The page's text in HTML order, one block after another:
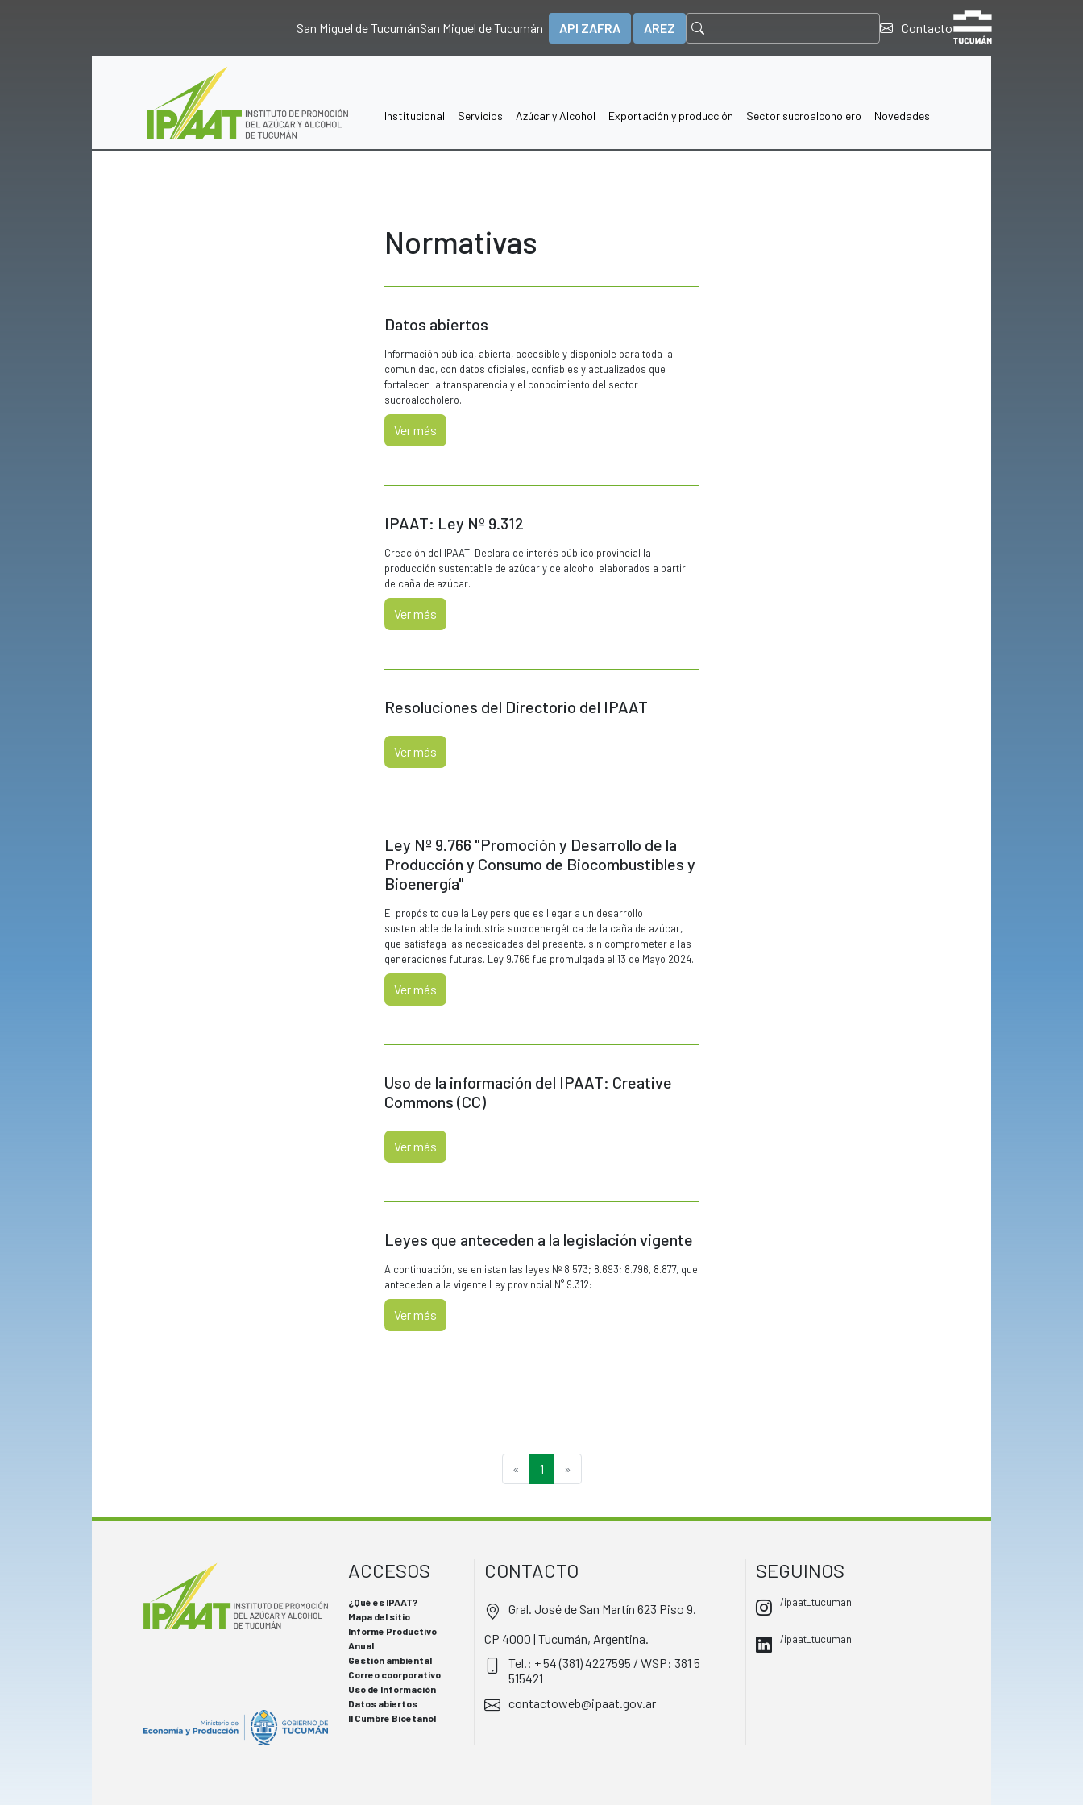
San Miguel de TucumánSan Miguel de Tucumán API ZAFRA AREZ Contacto
Institucional Servicios Azúcar y Alcohol Exportación y producción Sector sucroalcoholero Novedades
Normativas
Datos abiertos
Información pública, abierta, accesible y disponible para toda la
comunidad, con datos oficiales, confiables y actualizados que
fortalecen la transparencia y el conocimiento del sector
sucroalcoholero.
Ver más
IPAAT: Ley Nº 9.312
Creación del IPAAT. Declara de interés público provincial la
producción sustentable de azúcar y de alcohol elaborados a partir
de caña de azúcar.
Ver más
Resoluciones del Directorio del IPAAT
Ver más
Ley Nº 9.766 "Promoción y Desarrollo de la
Producción y Consumo de Biocombustibles y
Bioenergía"
El propósito que la Ley persigue es llegar a un desarrollo
sustentable de la industria sucroenergética de la caña de azúcar,
que satisfaga las necesidades del presente, sin comprometer a las
generaciones futuras. Ley 9.766 fue promulgada el 13 de Mayo 2024.
Ver más
Uso de la información del IPAAT: Creative
Commons (CC)
Ver más
Leyes que anteceden a la legislación vigente
A continuación, se enlistan las leyes Nº 8.573; 8.693; 8.796, 8.877, que
anteceden a la vigente Ley provincial N° 9.312:
Ver más
« 1 »
ACCESOS
¿Qué es IPAAT?
Mapa del sitio
Informe Productivo
Anual
Gestión ambiental
Correo coorporativo
Uso de Información
Datos abiertos
II Cumbre Bioetanol
CONTACTO
Gral. José de San Martín 623 Piso 9.
CP 4000 | Tucumán, Argentina.
Tel.: + 54 (381) 4227595 / WSP: 381 5
515421
contactoweb@ipaat.gov.ar
SEGUINOS
/ipaat_tucuman
/ipaat_tucuman